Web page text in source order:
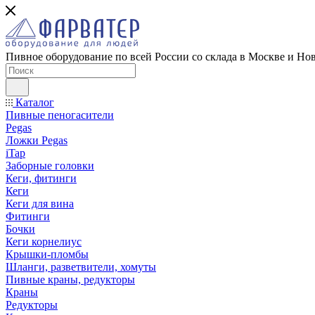
Пивное оборудование по всей России со склада в Москве и
Каталог
Пивные пеногасители
Pegas
Ложки Pegas
iTap
Заборные головки
Кеги, фитинги
Кеги
Кеги для вина
Фитинги
Бочки
Кеги корнелиус
Крышки-пломбы
Шланги, разветвители, хомуты
Пивные краны, редукторы
Краны
Редукторы